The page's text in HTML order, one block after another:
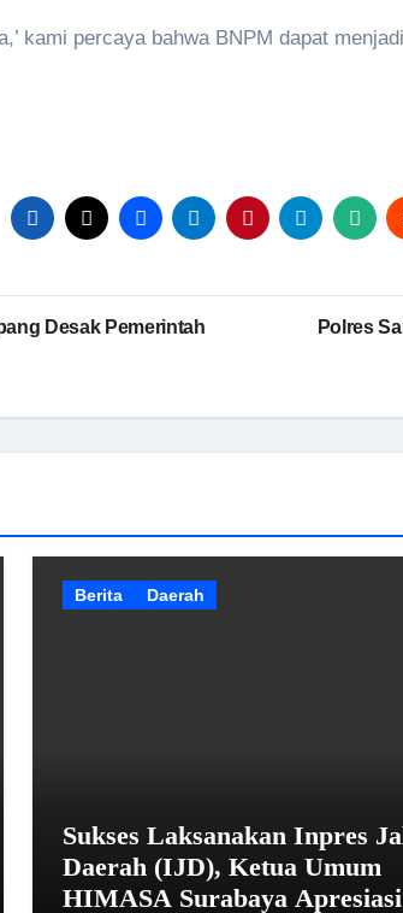
kami percaya bahwa BNPM dapat
Desak Pemerintah
Polres
Berita Daerah
Sukses Laksanakan Inpres
Daerah (IJD), Ketua Umum
HIMASA Surabaya Apresiasi